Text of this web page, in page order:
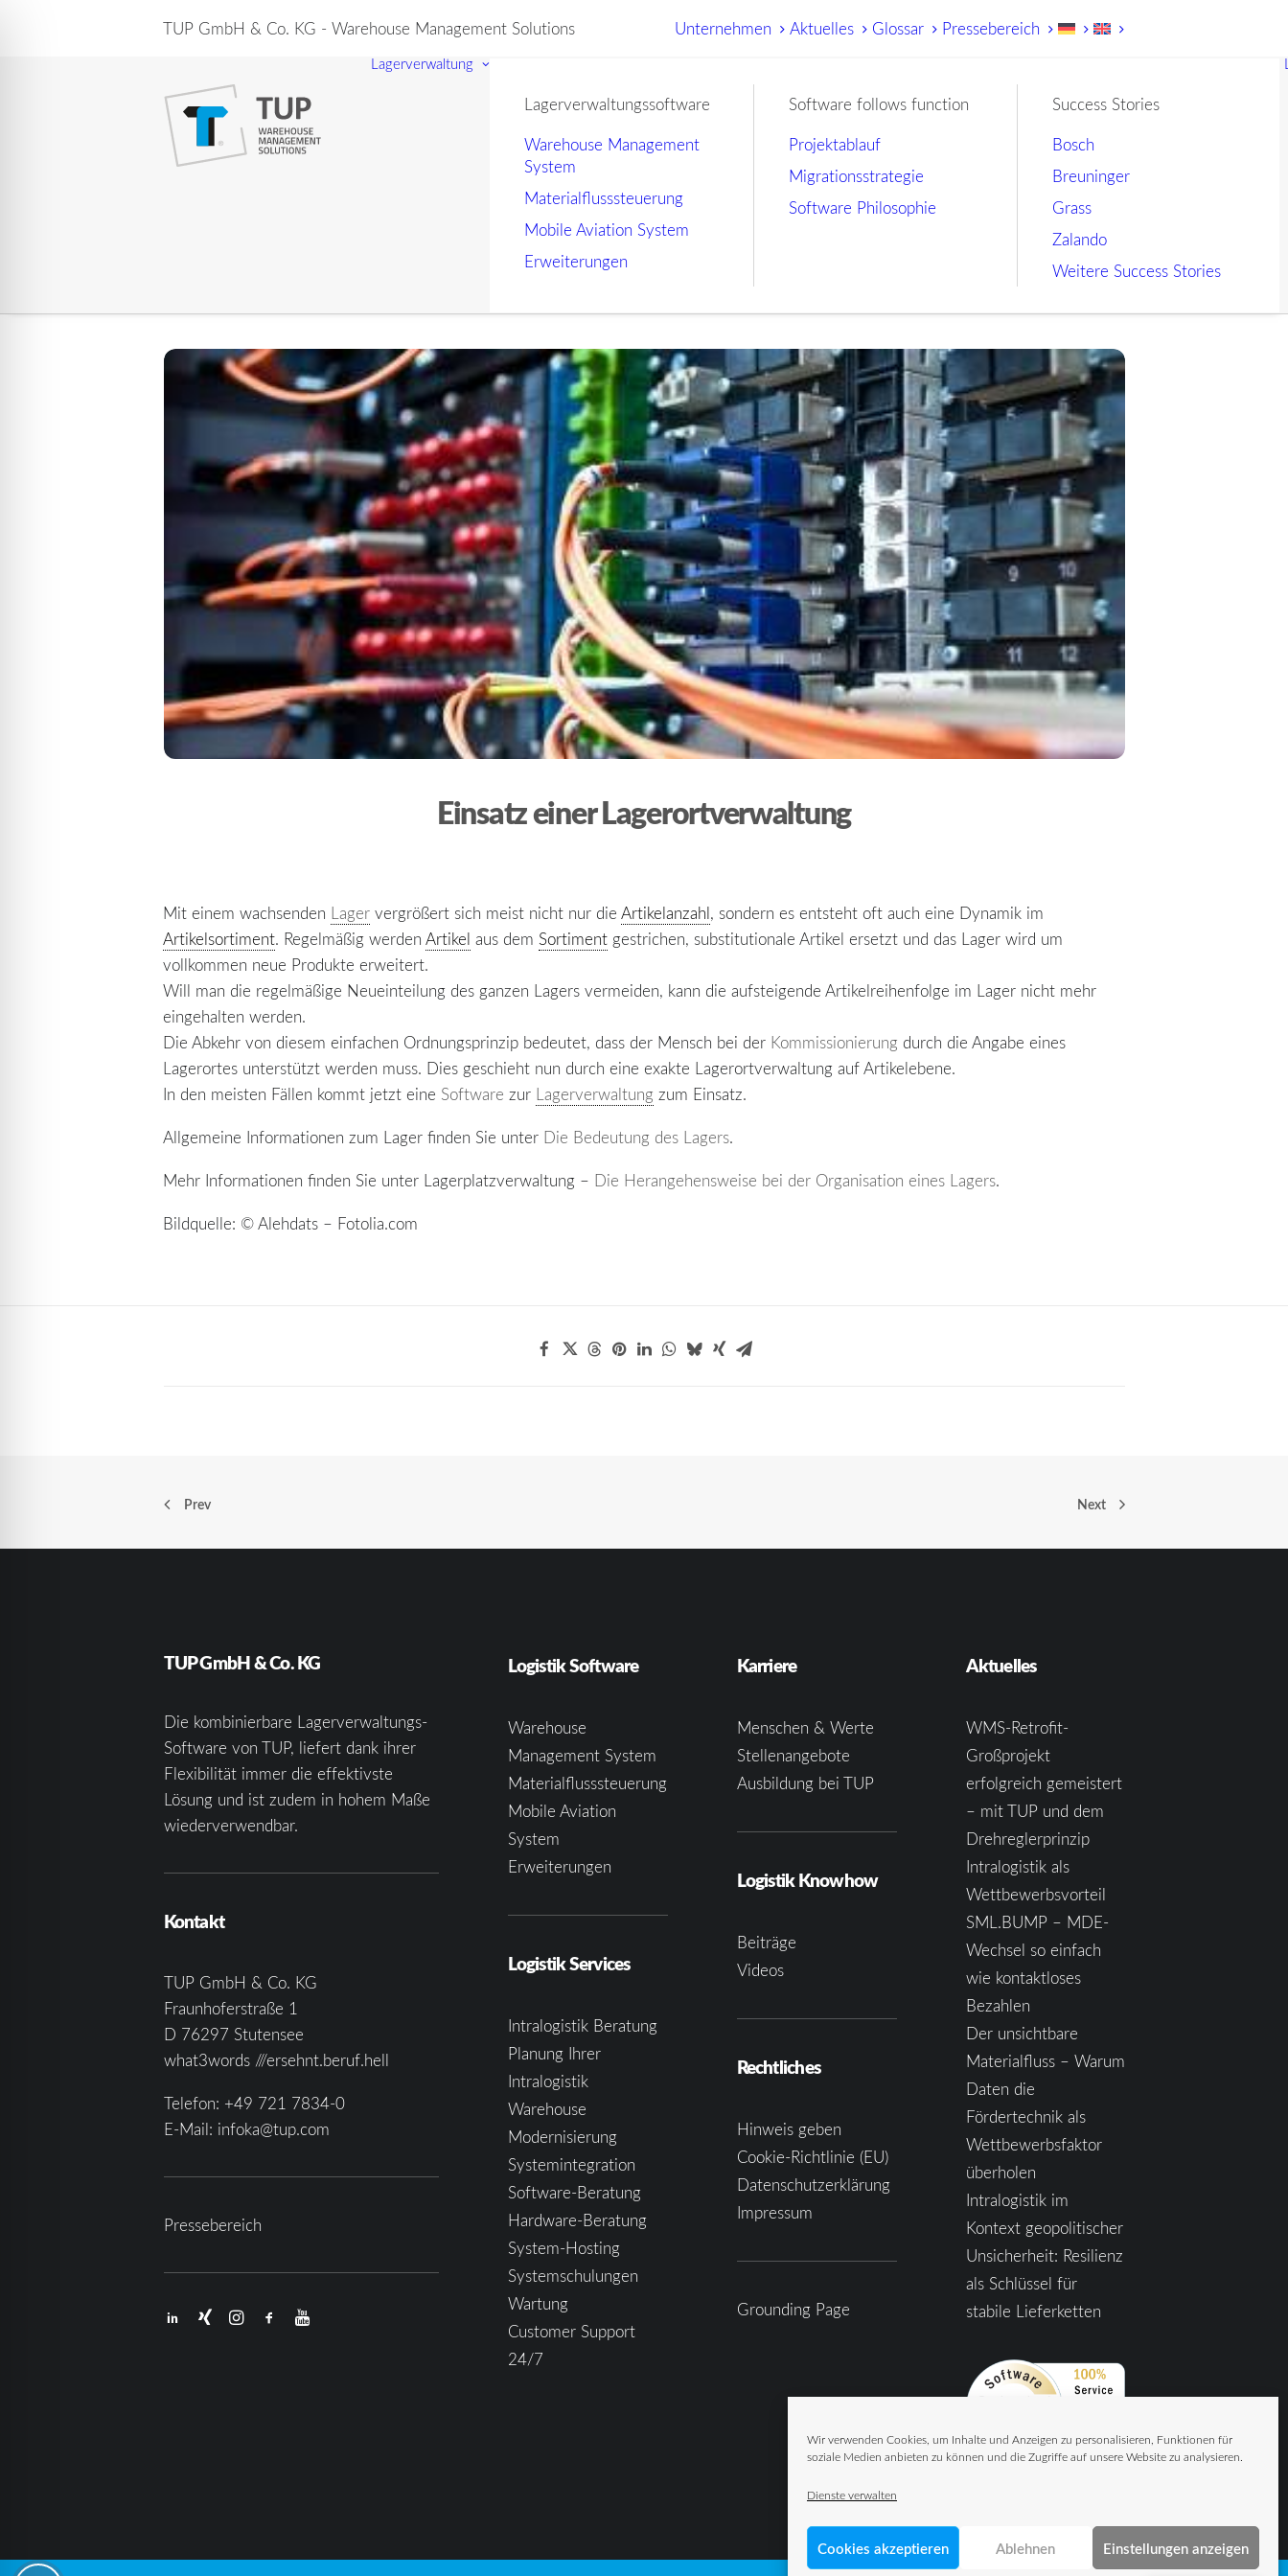
Wir verwenden Cookies, um Inhalte und Anzeigen zu personalisieren, Funktionen für
soziale Medien anbieten zu können und die Zugriffe auf unsere Website zu analysieren.
Dienste verwalten
Cookies akzeptieren Ablehnen Einstellungen anzeigen
TUP GmbH & Co. KG - Warehouse Management Solutions Unternehmen Aktuelles Glossar Pressebereich
Lagerverwaltung
Lagerverwaltungssoftware
Warehouse Management
System
Materialflusssteuerung
Mobile Aviation System
Erweiterungen
Software follows function
Projektablauf
Migrationsstrategie
Software Philosophie
Success Stories
Bosch
Breuninger
Grass
Zalando
Weitere Success Stories
Einsatz einer Lagerortverwaltung
Mit einem wachsenden Lager vergrößert sich meist nicht nur dieArtikelanzahl, sondern es entsteht oft auch eine Dynamik im
Artikelsortiment. Regelmäßig werdenArtikel aus dem Sortiment gestrichen, substitutionale Artikel ersetzt und das Lager wird um
vollkommen neue Produkte erweitert.
Will man die regelmäßige Neueinteilung des ganzen Lagers vermeiden, kann die aufsteigende Artikelreihenfolge im Lager nicht mehr
eingehalten werden.
Die Abkehr von diesem einfachen Ordnungsprinzip bedeutet, dass der Mensch bei der Kommissionierung durch die Angabe eines
Lagerortes unterstützt werden muss. Dies geschieht nun durch eine exakte Lagerortverwaltung auf Artikelebene.
In den meisten Fällen kommt jetzt eine Softwarezur Lagerverwaltung zum Einsatz.
Allgemeine Informationen zum Lager finden Sie unter Die Bedeutung des Lagers.
Mehr Informationen finden Sie unter Lagerplatzverwaltung – Die Herangehensweise bei der Organisation eines Lagers.
Bildquelle: © Alehdats – Fotolia.com
Prev Next
TUP GmbH & Co. KG
Die kombinierbare Lagerverwaltungs-
Software von TUP, liefert dank ihrer
Flexibilität immer die effektivste
Lösung und ist zudem in hohem Maße
wiederverwendbar.
Kontakt
TUP GmbH & Co. KG
Fraunhoferstraße 1
D 76297 Stutensee
what3words ///ersehnt.beruf.hell
Telefon: +49 721 7834-0
E-Mail: infoka@tup.com
Pressebereich
Logistik Software
Warehouse
Management System
Materialflusssteuerung
Mobile Aviation
System
Erweiterungen
Logistik Services
Intralogistik Beratung
Planung Ihrer
Intralogistik
Warehouse
Modernisierung
Systemintegration
Software-Beratung
Hardware-Beratung
System-Hosting
Systemschulungen
Wartung
Customer Support
24/7
Karriere
Menschen & Werte
Stellenangebote
Ausbildung bei TUP
Logistik Knowhow
Beiträge
Videos
Rechtliches
Hinweis geben
Cookie-Richtlinie (EU)
Datenschutzerklärung
Impressum
Grounding Page
Aktuelles
WMS-Retrofit-
Großprojekt
erfolgreich gemeistert
– mit TUP und dem
Drehreglerprinzip
Intralogistik als
Wettbewerbsvorteil
SML.BUMP – MDE-
Wechsel so einfach
wie kontaktloses
Bezahlen
Der unsichtbare
Materialfluss – Warum
Daten die
Fördertechnik als
Wettbewerbsfaktor
überholen
Intralogistik im
Kontext geopolitischer
Unsicherheit: Resilienz
als Schlüssel für
stabile Lieferketten